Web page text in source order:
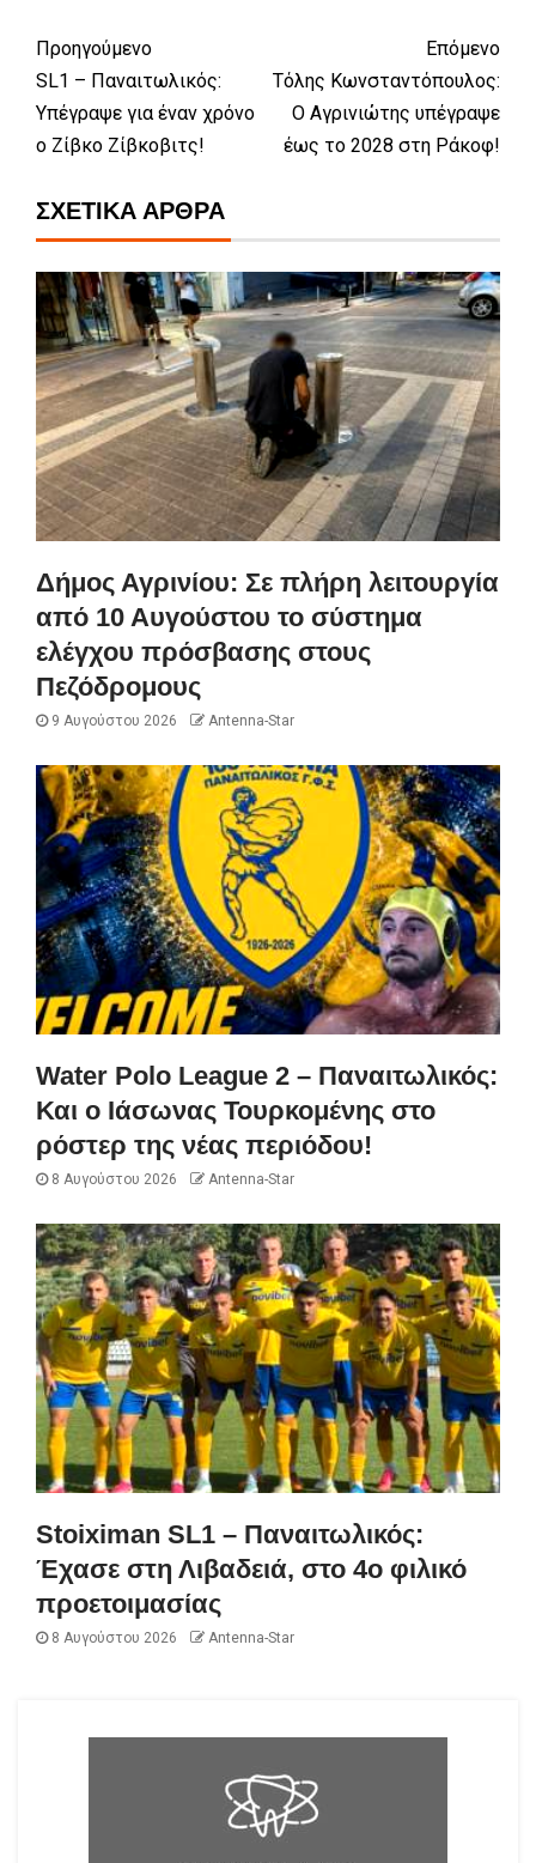
Προηγούμενο
SL1 – Παναιτωλικός:
Υπέγραψε για έναν χρόνο
ο Ζίβκο Ζίβκοβιτς!
Επόμενο
Τόλης Κωνσταντόπουλος:
Ο Αγρινιώτης υπέγραψε
έως το 2028 στη Ράκοφ!
ΣΧΕΤΙΚΆ ΆΡΘΡΑ
Δήμος Αγρινίου: Σε πλήρη λειτουργία
από 10 Αυγούστου το σύστημα
ελέγχου πρόσβασης στους
Πεζόδρομους
9 Αυγούστου 2026 Antenna-Star
Water Polo League 2 – Παναιτωλικός:
Και ο Ιάσωνας Τουρκομένης στο
ρόστερ της νέας περιόδου!
8 Αυγούστου 2026 Antenna-Star
Stoiximan SL1 – Παναιτωλικός:
Έχασε στη Λιβαδειά, στο 4ο φιλικό
προετοιμασίας
8 Αυγούστου 2026 Antenna-Star